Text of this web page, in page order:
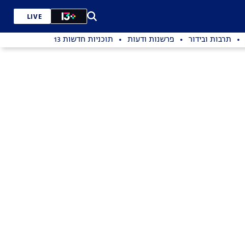
LIVE
תרבות ובידור פרשנות ודעות תוכניות חדשות 13